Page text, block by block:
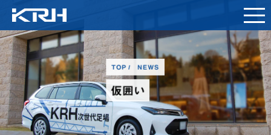
TOP NEWS
仮囲い